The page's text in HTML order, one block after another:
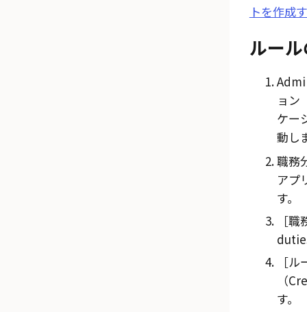
トを作成
ルー
ョン
ケー
動し
職務
アプ
す。
職
ル
（
す。